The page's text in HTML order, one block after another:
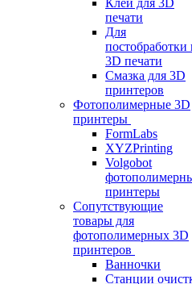
Клей для 3D
печати
Для
постобработки
3D печати
Смазка для 3D
принтеров
Фотополимерные 3D
принтеры
FormLabs
XYZPrinting
Volgobot
принтеры
Сопутствующие
товары для
фотополимерных 3D
принтеров
Ванночки
Станции